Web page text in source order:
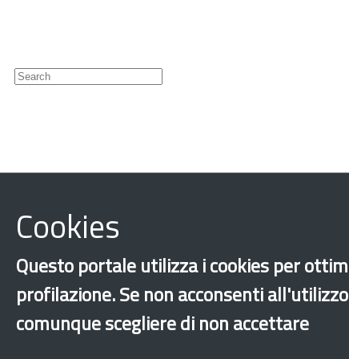
×
Cookies
Questo portale utilizza i cookies per
profilazione. Se non acconsenti
comunque scegliere di non accettare